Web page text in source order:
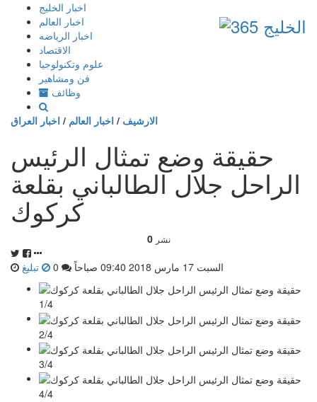
إذهب
المحتوى
اخبار الخليج
اخبار العالم
اخبار الرياضه
الاقتصاد
علوم وتكنولوجيا
فن ومشاهير
وظائف
الارشيف / اخبار العالم / اخبار العراق
حقيقة وضع تمثال الرئيس
الراحل جلال الطالباني بقلعة
كركوك
0 نشر
السبت 17 مارس 2018 09:40 صباحاً تبليغ
1/4
2/4
3/4
4/4